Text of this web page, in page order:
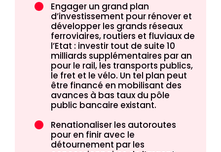
Engager un grand plan
d’investissement pour rénover et
développer les grands réseaux
ferroviaires, routiers et fluviaux de
l’Etat : investir tout de suite 10
milliards supplémentaires par an
pour le rail, les transports publics,
le fret et le vélo. Un tel plan peut
être financé en mobilisant des
avances à bas taux du pôle
public bancaire existant.
Renationaliser les autoroutes
pour en finir avec le
détournement par les